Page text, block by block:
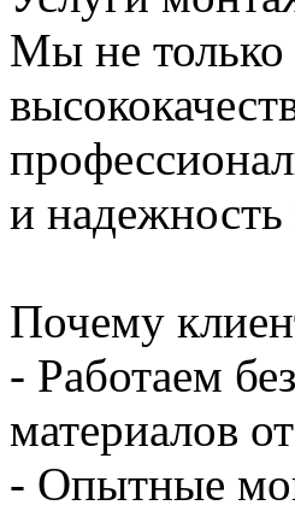
Мы не только
и надежность
Почему
- Работаем
материалов
- Опытные